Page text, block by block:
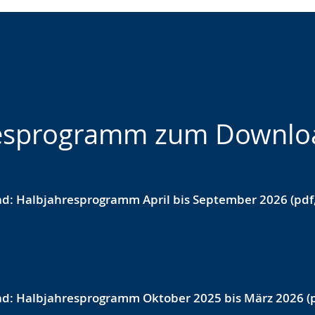
zum
Halbjahresprogramm April bis September 2026
Halbjahresprogramm Oktober 2025 bis März 2026